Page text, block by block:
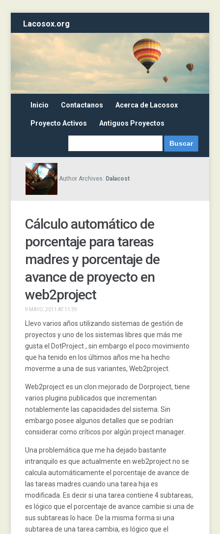
Lacosox.org
Inicio Contactanos Acerca de Lacosox
Proyecto Activos Antiguos Proyectos
Author Archives: Dalacost
Cálculo automático de
porcentaje para tareas
madres y porcentaje de
avance de proyecto en
web2project
9 MAYO, 2011 AT 11:39
Llevo varios años utilizando sistemas de gestión de
proyectos y uno de los sistemas libres que más me
gusta el DotProject , sin embargo el poco movimiento
que ha tenido en los últimos años me ha hecho
moverme a una de sus variantes, Web2project.
Web2project es un clon mejorado de Dorproject, tiene
varios plugins publicados que incrementan
notablemente las capacidades del sistema. Sin
embargo posee algunos detalles que se podrían
considerar como críticos por algún project manager.
Una problemática que me ha dejado bastante
intranquilo es que actualmente en web2project no se
calcula automáticamente el porcentaje de avance de
las tareas madres cuando una tarea hija es
modificada. Es decir si una tarea contiene 4 subtareas,
es lógico que el porcentaje de avance cambie si una de
sus subtareas lo hace. De la misma forma si una
subtarea de una tarea cambia, es lógico que el